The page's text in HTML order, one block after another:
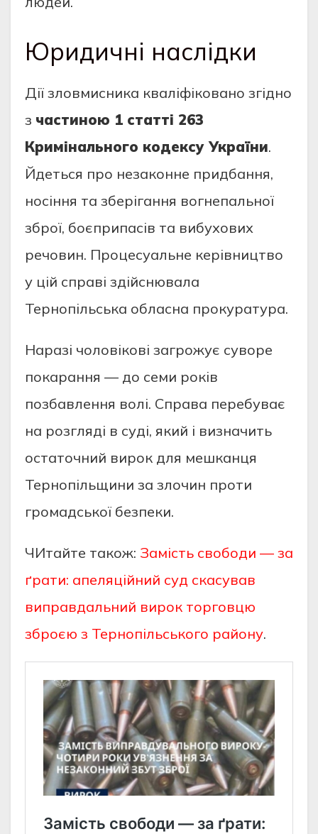
Юридичні наслідки
Дії зловмисника кваліфіковано згідно
з частиною 1 статті 263
Кримінального кодексу України.
Йдеться про незаконне придбання,
носіння та зберігання вогнепальної
зброї, боєприпасів та вибухових
речовин. Процесуальне керівництво
у цій справі здійснювала
Тернопільська обласна прокуратура.
Наразі чоловікові загрожує суворе
покарання — до семи років
позбавлення волі. Справа перебуває
на розгляді в суді, який і визначить
остаточний вирок для мешканця
Тернопільщини за злочин проти
громадської безпеки.
ЧИтайте також: Замість свободи — за
ґрати: апеляційний суд скасував
виправдальний вирок торговцю
зброєю з Тернопільського району.